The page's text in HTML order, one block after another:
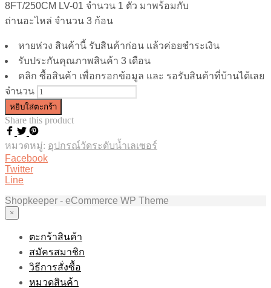
8FT/250CM LV-01 จำนวน 1 ตัว มาพร้อมกับ
ถ่านอะไหล่ จำนวน 3 ก้อน
หายห่วง สินค้านี้ รับสินค้าก่อน แล้วค่อยชำระเงิน
รับประกันคุณภาพสินค้า 3 เดือน
คลิก ซื้อสินค้า เพื่อกรอกข้อมูล และ รอรับสินค้าที่บ้านได้เลย
จำนวน
หยิบใส่ตะกร้า
Share this product
หมวดหมู่: อุปกรณ์วัดระดับน้ำเลเซอร์
Facebook
Twitter
Line
Shopkeeper - eCommerce WP Theme
×
ตะกร้าสินค้า
สมัครสมาชิก
วิธีการสั่งซื้อ
หมวดสินค้า